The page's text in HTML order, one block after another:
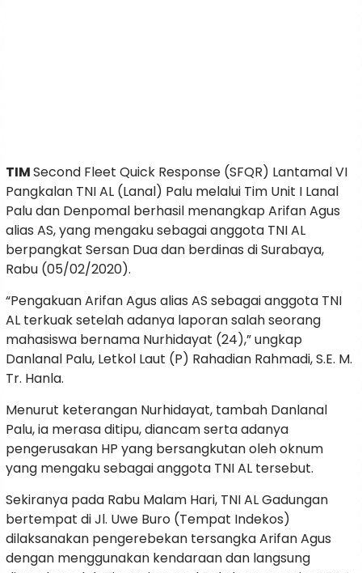
TIMSecond Fleet Quick Response (SFQR) Lantamal VI
Pangkalan TNI AL (Lanal) Palu melalui Tim Unit I Lanal
Palu dan Denpomal berhasil menangkap Arifan Agus
alias AS, yang mengaku sebagai anggota TNI AL
berpangkat Sersan Dua dan berdinas di Surabaya,
Rabu (05/02/2020).
“Pengakuan Arifan Agus alias AS sebagai anggota TNI
AL terkuak setelah adanya laporan salah seorang
mahasiswa bernama Nurhidayat (24),” ungkap
Danlanal Palu, Letkol Laut (P) Rahadian Rahmadi, S.E. M.
Tr. Hanla.
Menurut keterangan Nurhidayat, tambah Danlanal
Palu, ia merasa ditipu, diancam serta adanya
pengerusakan HP yang bersangkutan oleh oknum
yang mengaku sebagai anggota TNI AL tersebut.
Sekiranya pada Rabu Malam Hari, TNI AL Gadungan
bertempat di Jl. Uwe Buro (Tempat Indekos)
dilaksanakan pengerebekan tersangka Arifan Agus
dengan menggunakan kendaraan dan langsung